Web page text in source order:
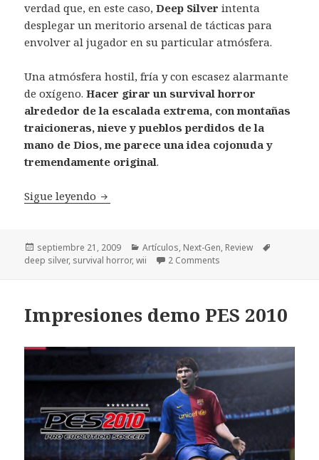
verdad que, en este caso,Deep Silver intenta
desplegar un meritorio arsenal de tácticas para
envolver al jugador en su particular atmósfera.
Una atmósfera hostil, fría y con escasez alarmante
de oxígeno.Hacer girar un survival horror
alrededor de la escalada extrema, con montañas
traicioneras, nieve y pueblos perdidos de la
mano de Dios, me parece una idea cojonuda y
tremendamente original.
Sigue leyendo Review Cursed Mountain Wii
Publicado
el
septiembre 21, 2009 Categorías
Artículos, Next-Gen, Review
deep silver, survival horror,wii 2 Comments
Impresiones demo PES 2010